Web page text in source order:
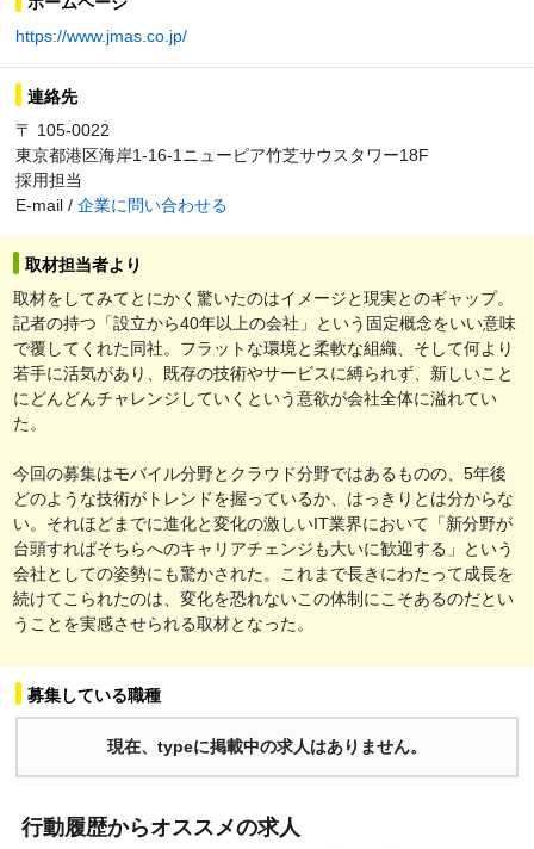
https://www.jmas.co.jp/
連絡先
〒 105-0022
東京都港区海岸1-16-1ニューピア竹芝サウスタワー18F
採用担当
E-mail / 企業に問い合わせる
取材担当者より
取材をしてみてとにかく驚いたのはイメージと現実とのギャップ。
記者の持つ「設立から40年以上の会社」という固定概念をいい意味
で覆してくれた同社。フラットな環境と柔軟な組織、そして何より
若手に活気があり、既存の技術やサービスに縛られず、新しいこと
にどんどんチャレンジしていくという意欲が会社全体に溢れてい
た。
今回の募集はモバイル分野とクラウド分野ではあるものの、5年後
どのような技術がトレンドを握っているか、はっきりとは分からな
い。それほどまでに進化と変化の激しいIT業界において「新分野が
台頭すればそちらへのキャリアチェンジも大いに歓迎する」という
会社としての姿勢にも驚かされた。これまで長きにわたって成長を
続けてこられたのは、変化を恐れないこの体制にこそあるのだとい
うことを実感させられる取材となった。
募集している職種
現在、typeに掲載中の求人はありません。
行動履歴からオススメの求人